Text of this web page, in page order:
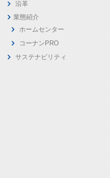
沿革
業態紹介
ホームセンター
コーナンPRO
サステナビリティ